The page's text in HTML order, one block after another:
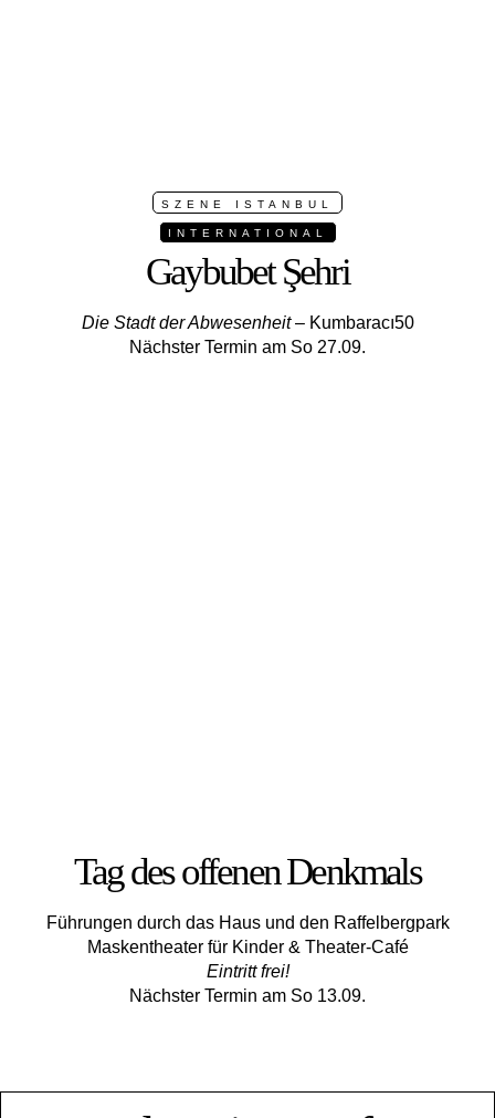
SZENE ISTANBUL
INTERNATIONAL
Gaybubet Şehri
Die Stadt der Abwesenheit– Kumbaracı50
Nächster Termin am So 27.09.
Tag des offenen Denkmals
Führungen durch das Haus und den Raffelbergpark
Maskentheater für Kinder & Theater-Café
Eintritt frei!
Nächster Termin am So 13.09.